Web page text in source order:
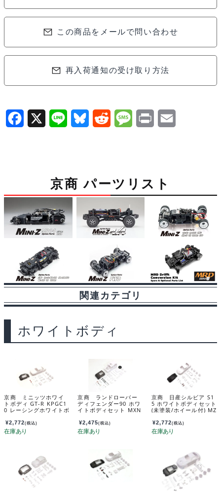
ダ
ー
ホ
ト
デ
ィ
個
この商品をメールで問い合わせ
再入荷通知の受け取り方法
o
o
X B
s
k
y
R M
a
e
P
京商 パーツリスト
関連カテゴリ
ホワイトボディ
京商 ミニッツホワイ
トボディ GT-R KPGC1
0 レーシングホワイトボ
付） MZN222
¥2,772(税込)
京商 ランドローバー
ディフェンダー90 ホワ
イトボディセット MXN
¥2,475(税込)
京商 日産シルビア S1
5 ホワイトボディセット
(未塗装/ホイール付) MZ
¥2,772(税込)